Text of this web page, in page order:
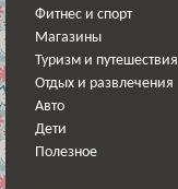
Фитнес и спорт
Магазины
Туризм и путешествия
Отдых и развлечения
Авто
Дети
Полезное